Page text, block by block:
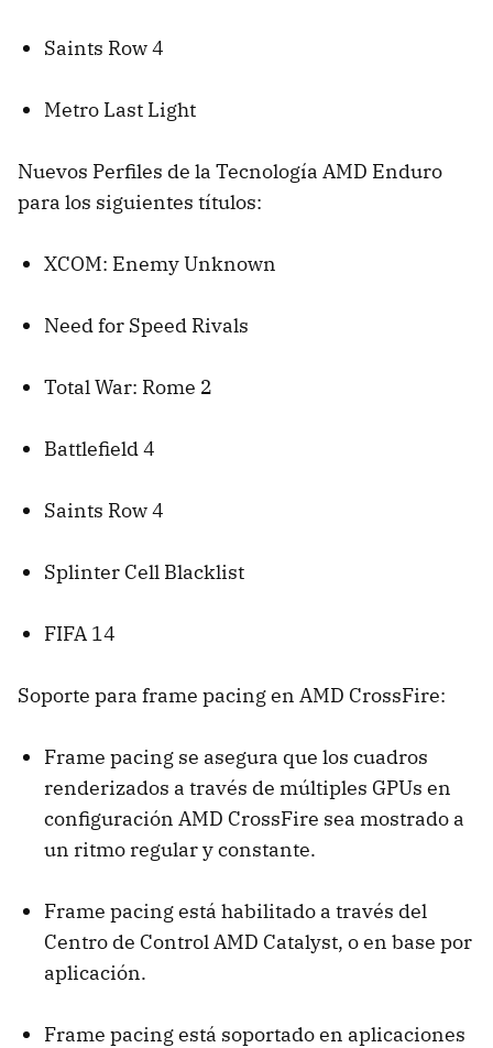
Saints Row 4
Metro Last Light
Nuevos Perfiles de la Tecnología AMD Enduro
para los siguientes títulos:
XCOM: Enemy Unknown
Need for Speed Rivals
Total War​: Rome 2
Battlefield 4
Saints Row 4
Splinter Cell Blacklist
FIFA 14
Soporte para frame pacing en AMD CrossFire:
Frame pacing se asegura que los cuadros
renderizados a través de múltiples GPUs en
configuración AMD CrossFire sea mostrado a
un ritmo regular y constante.
Frame pacing está habilitado a través del
Centro de Control AMD Catalyst, o en base por
aplicación.
Frame pacing está soportado en aplicaciones